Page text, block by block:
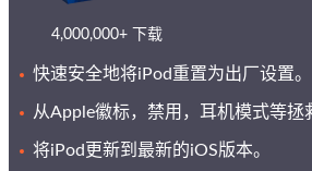
4,000,000+ 下载
快速安全地将iPod重置为出厂设置。
从Apple徽标，禁用，耳机模式等拯
将iPod更新到最新的iOS版本。